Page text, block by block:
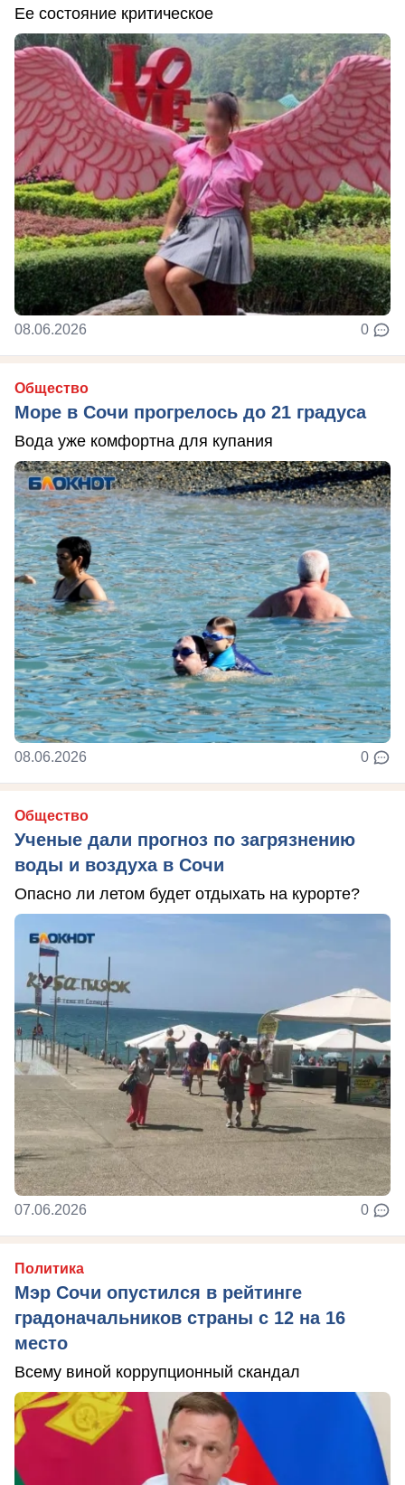
Ее состояние критическое
08.06.2026 0
Общество
Море в Сочи прогрелось до 21 градуса
Вода уже комфортна для купания
08.06.2026 0
Общество
Ученые дали прогноз по загрязнению
воды и воздуха в Сочи
Опасно ли летом будет отдыхать на курорте?
07.06.2026 0
Политика
Мэр Сочи опустился в рейтинге
градоначальников страны с 12 на 16
место
Всему виной коррупционный скандал